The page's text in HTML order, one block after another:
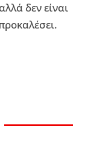
δεν είναι